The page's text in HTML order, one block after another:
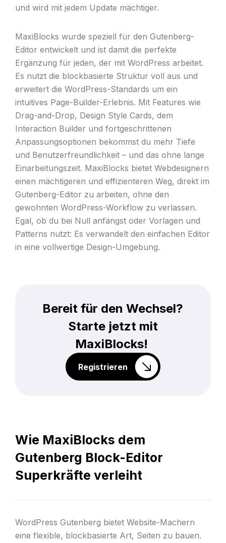
und wird mit jedem Update mächtiger.
MaxiBlocks wurde speziell für den Gutenberg-
Editor entwickelt und ist damit die perfekte
Ergänzung für jeden, der mit WordPress arbeitet.
Es nutzt die blockbasierte Struktur voll aus und
erweitert die WordPress-Standards um ein
intuitives Page-Builder-Erlebnis. Mit Features wie
Drag-and-Drop, Design Style Cards, dem
Interaction Builder und fortgeschrittenen
Anpassungsoptionen bekommst du mehr Tiefe
und Benutzerfreundlichkeit – und das ohne lange
Einarbeitungszeit. MaxiBlocks bietet Webdesignern
einen mächtigeren und effizienteren Weg, direkt im
Gutenberg-Editor zu arbeiten, ohne den
gewohnten WordPress-Workflow zu verlassen.
Egal, ob du bei Null anfängst oder Vorlagen und
Patterns nutzt: Es verwandelt den einfachen Editor
in eine vollwertige Design-Umgebung.
Bereit für den Wechsel?
Starte jetzt mit
MaxiBlocks!
Registrieren
Wie MaxiBlocks dem
Gutenberg Block-Editor
Superkräfte verleiht
WordPress Gutenberg bietet Website-Machern
eine flexible, blockbasierte Art, Seiten zu bauen.